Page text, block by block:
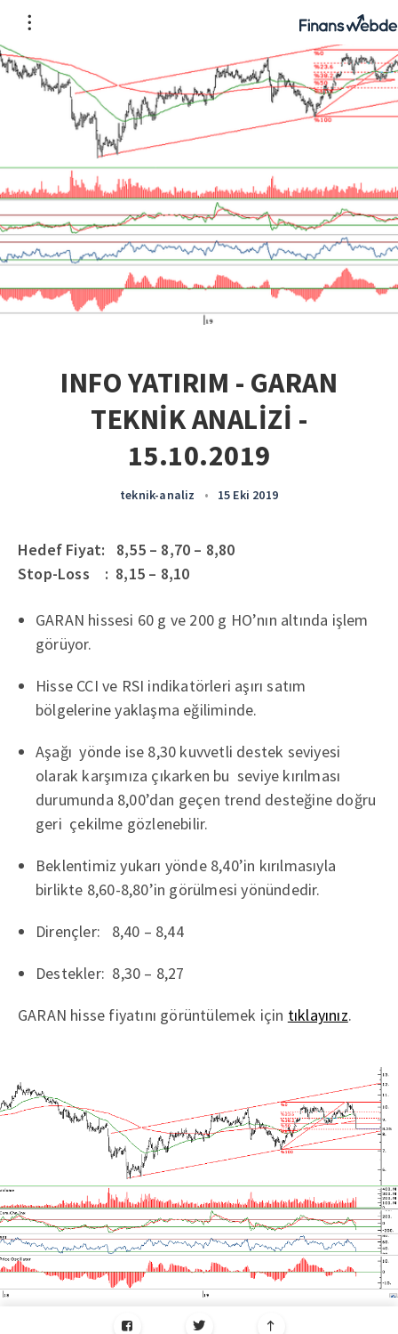
INFO YATIRIM - GARAN
TEKNİK ANALİZİ -
15.10.2019
teknik-analiz • 15 Eki 2019
Hedef Fiyat: 8,55 – 8,70 – 8,80
Stop-Loss : 8,15 – 8,10
GARAN hissesi 60 g ve 200 g HO’nın altında işlem
görüyor.
Hisse CCI ve RSI indikatörleri aşırı satım
bölgelerine yaklaşma eğiliminde.
Aşağı yönde ise 8,30 kuvvetli destek seviyesi
olarak karşımıza çıkarken bu seviye kırılması
durumunda 8,00’dan geçen trend desteğine doğru
geri çekilme gözlenebilir.
Beklentimiz yukarı yönde 8,40’in kırılmasıyla
birlikte 8,60-8,80’in görülmesi yönündedir.
Dirençler: 8,40 – 8,44
Destekler: 8,30 – 8,27
GARAN hisse fiyatını görüntülemek için tıklayınız.